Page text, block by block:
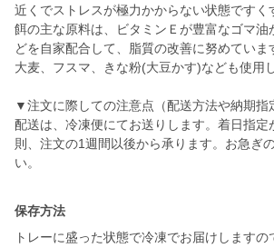
近くでストレスが極力かからない状態ですく
餌の主な原料は、ビタミンＥが豊富なゴマ油
どを自家配合して、脂質の改善に努めていま
大麦、フスマ、きな粉(大豆かす)なども使用
▼注文に際しての注意点（配送方法や納期指
配送は、冷凍便にてお送りします。着日指定
則、注文の1週間以後から承ります。お急ぎ
保存方法
トレーに盛った状態で冷凍でお届けします